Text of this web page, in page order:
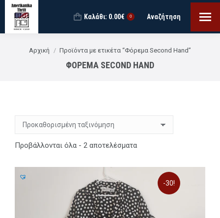
Καλάθι: 0.00€ 0 Search:
Αναζήτηση
You are here:
Αρχική Προϊόντα με ετικέτα “Φόρεμα Second Hand”
ΦΌΡΕΜΑ SECOND HAND
Προβάλλονται όλα - 2 αποτελέσματα
-30!